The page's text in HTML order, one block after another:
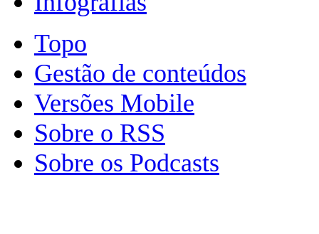
Topo
Gestão de conteúdos
Versões Mobile
Sobre o RSS
Sobre os Podcasts